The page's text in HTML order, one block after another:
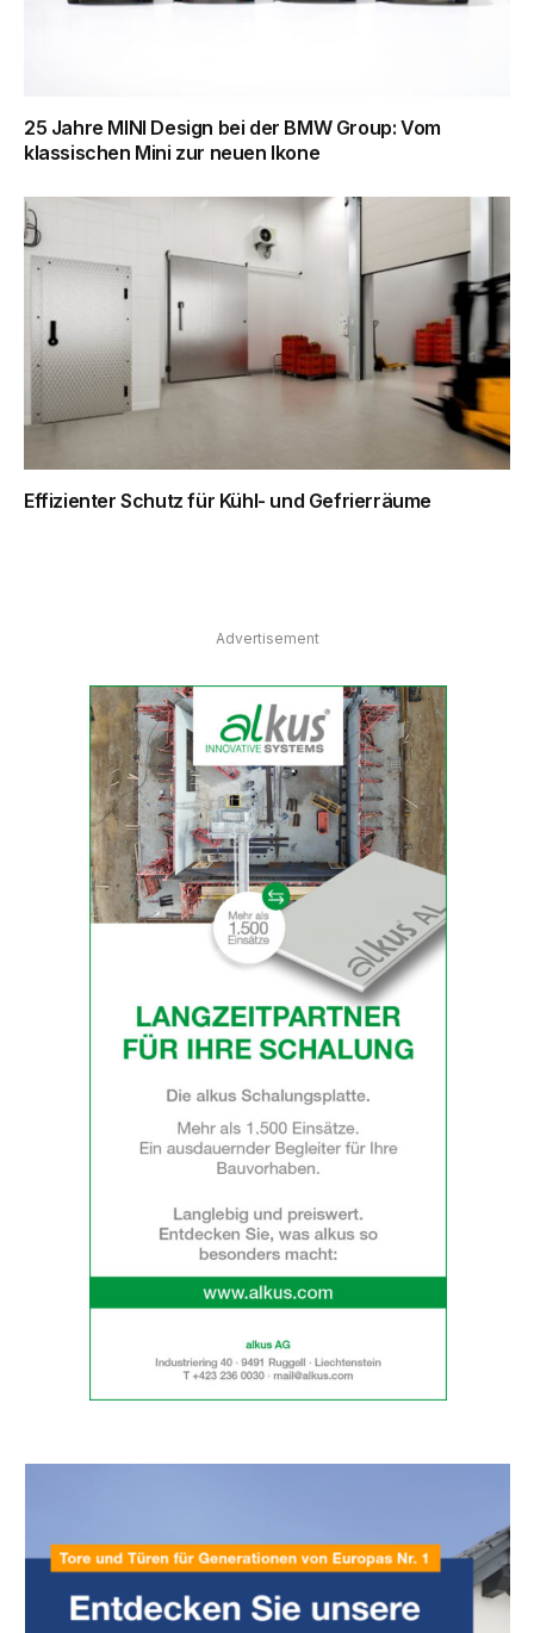
25 Jahre MINI Design bei der BMW Group: Vom
klassischen Mini zur neuen Ikone
Effizienter Schutz für Kühl- und Gefrierräume
Advertisement